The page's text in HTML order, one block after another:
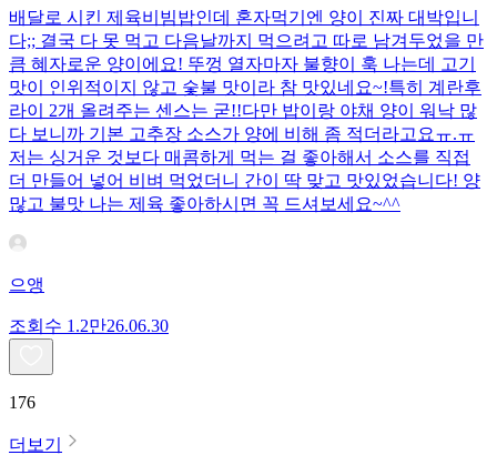
배달로 시킨 제육비빔밥인데 혼자먹기엔 양이 진짜 대박입니
다;; 결국 다 못 먹고 다음날까지 먹으려고 따로 남겨두었을 만
큼 혜자로운 양이에요! 뚜껑 열자마자 불향이 훅 나는데 고기
맛이 인위적이지 않고 숯불 맛이라 참 맛있네요~!특히 계란후
라이 2개 올려주는 센스는 굳!! ​다만 밥이랑 야채 양이 워낙 많
다 보니까 기본 고추장 소스가 양에 비해 좀 적더라고요ㅠ.ㅠ
저는 싱거운 것보다 매콤하게 먹는 걸 좋아해서 소스를 직접
더 만들어 넣어 비벼 먹었더니 간이 딱 맞고 맛있었습니다! 양
많고 불맛 나는 제육 좋아하시면 꼭 드셔보세요~^^
으앵
조회수 1.2만26.06.30
176
더보기